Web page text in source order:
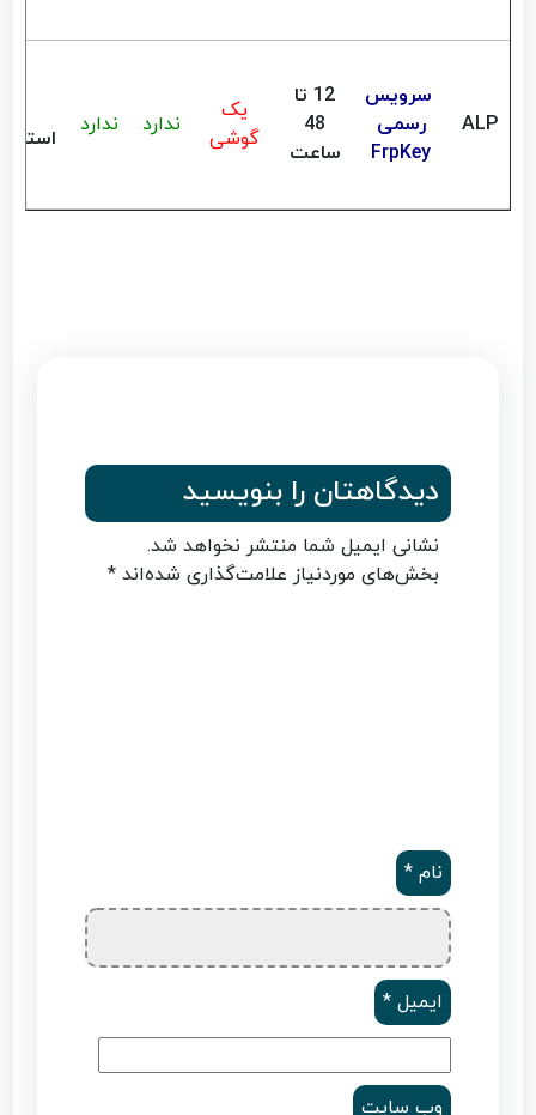
ALP
سرویس
رسمی
FrpKey
12 تا
48
ساعت
یک
گوشی
ندارد ندارد
دیدگاهتان را بنویسید
نشانی ایمیل شما منتشر نخواهد شد.
بخش‌های موردنیاز علامت‌گذاری شده‌اند*
نام*
ایمیل*
وب‌ سایت